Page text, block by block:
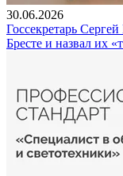
30.06.2026
Госсекретарь
Бресте и назвал их